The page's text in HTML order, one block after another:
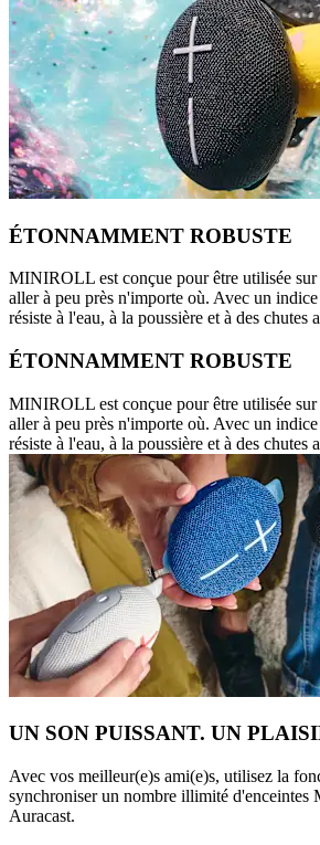
ÉTONNAMMENT ROBUSTE
MINIROLL est conçue pour être utilisée sur
aller à peu près n'importe où. Avec un
résiste à l'eau, à la poussière et à des chutes
ÉTONNAMMENT ROBUSTE
MINIROLL est conçue pour être utilisée sur
aller à peu près n'importe où. Avec un
résiste à l'eau, à la poussière et à des chutes
UN SON PUISSANT. UN
Avec vos meilleur(e)s ami(e)s, utilisez la
synchroniser un nombre illimité
Auracast.